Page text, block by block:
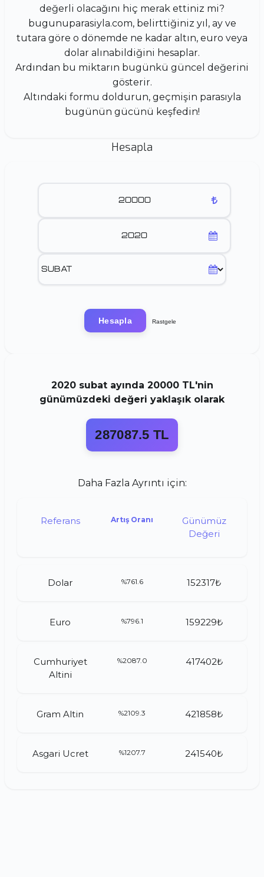
değerli olacağını hiç merak ettiniz mi?
bugunuparasiyla.com, belirttiğiniz yıl, ay ve
tutara göre o dönemde ne kadar altın, euro veya
dolar alınabildiğini hesaplar.
Ardından bu miktarın bugünkü güncel değerini
gösterir.
Altındaki formu doldurun, geçmişin parasıyla
bugünün gücünü keşfedin!
Hesapla
Hesapla Rastgele
2020 subatayında 20000 TL'nin
günümüzdeki değeri yaklaşık olarak
287087.5 TL
Daha Fazla Ayrıntı için:
Referans Artış Oranı
Günümüz
Değeri
Dolar %761.6 152317₺
Euro %796.1 159229₺
Cumhuriyet
Altini
%2087.0 417402₺
Gram Altin %2109.3 421858₺
Asgari Ucret %1207.7 241540₺